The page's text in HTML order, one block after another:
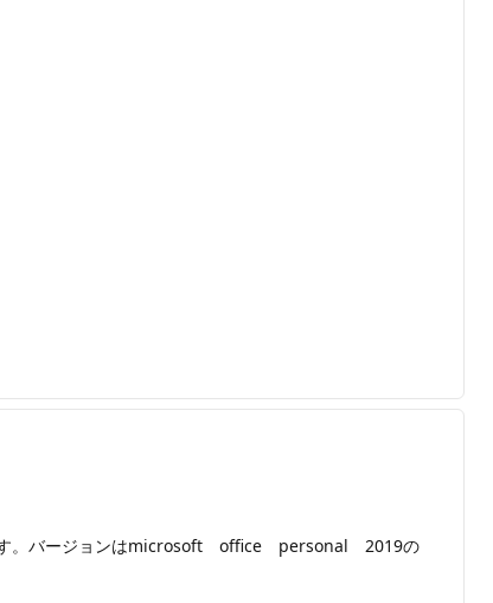
す。バージョンはmicrosoft office personal 2019の